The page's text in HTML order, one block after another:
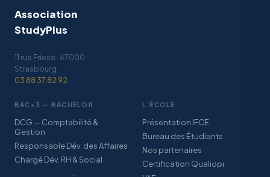
Association
StudyPlus
11 rue Friesé · 67000
Strasbourg
03 88 37 82 92
BAC+3 — BACHELOR
DCG — Comptabilité &
Gestion
Responsable Dév. des Affaires
Chargé Dév. RH & Social
L’ÉCOLE
Présentation IFCE
Bureau des Étudiants
Nos partenaires
Certification Qualiopi